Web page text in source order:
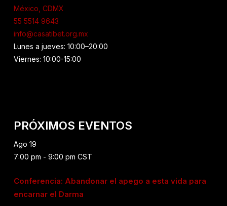
México, CDMX
55 5514 9643
info@casatibet.org.mx
Lunes a jueves: 10:00–20:00
Viernes: 10:00-15:00
PRÓXIMOS EVENTOS
Ago 19
7:00 pm - 9:00 pm CST
Conferencia: Abandonar el apego a esta vida para
encarnar el Darma